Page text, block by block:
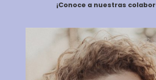
¡Conoce a nuestras